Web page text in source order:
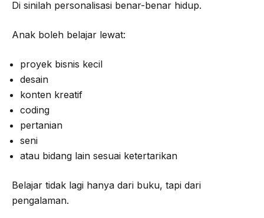
Di sinilah personalisasi benar-benar hidup.
Anak boleh belajar lewat:
proyek bisnis kecil
desain
konten kreatif
coding
pertanian
seni
atau bidang lain sesuai ketertarikan
Belajar tidak lagi hanya dari buku, tapi dari
pengalaman.